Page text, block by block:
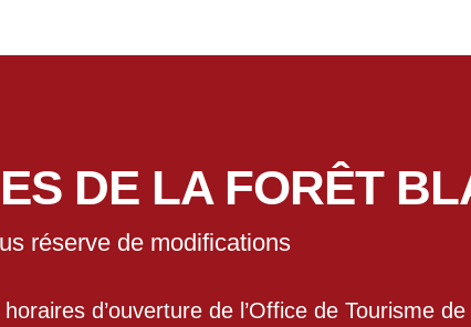
DE LA FORÊT
réserve de modifications
d’ouverture de l’Office de Tourisme